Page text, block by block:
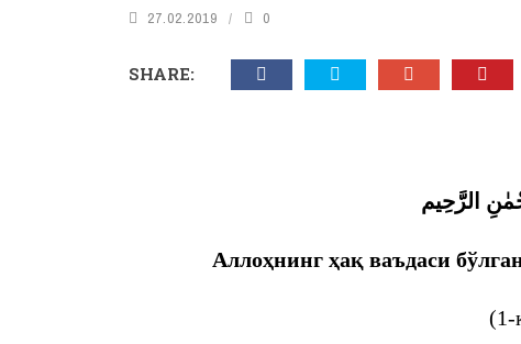
27.02.2019 0
SHARE:
الرَّحِيم
Аллоҳнинг ҳақ ваъдаси
(1-